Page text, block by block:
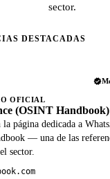
sector.
DESTACADAS
OFICIAL
(OSINT Handbook)
página dedicada a
— una de las
sector.